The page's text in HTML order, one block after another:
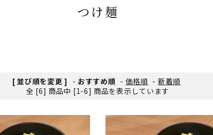
つけ麺
[ 並び順を変更 ] - おすすめ順 - 価格順 - 新着順
全 [6] 商品中 [1-6] 商品を表示しています